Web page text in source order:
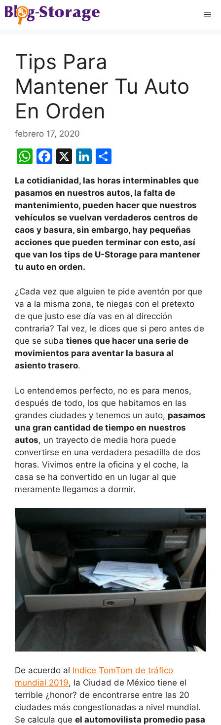
Saltar
al
Tips Para
Mantener Tu Auto
En Orden
febrero 17, 2020
W
at
s
A
p
p
F
c
e
b
o
o
k
X
Li
k
e
dI
n
m
p
ar
tir
La cotidianidad, las horas interminables que
pasamos en nuestros autos, la falta de
mantenimiento, pueden hacer que nuestros
vehículos se vuelvan verdaderos centros de
caos y basura, sin embargo, hay pequeñas
acciones que pueden terminar con esto, así
que van los tips de U-Storage para mantener
tu auto en orden.
¿Cada vez que alguien te pide aventón por que
va a la misma zona, te niegas con el pretexto
de que justo ese día vas en al dirección
contraria? Tal vez, le dices que si pero antes de
que se suba tienes que hacer una serie de
movimientos para aventar la basura al
asiento trasero.
Lo entendemos perfecto, no es para menos,
después de todo, los que habitamos en las
grandes ciudades y tenemos un auto, pasamos
una gran cantidad de tiempo en nuestros
autos, un trayecto de media hora puede
convertirse en una verdadera pesadilla de dos
horas. Vivimos entre la oficina y el coche, la
casa se ha convertido en un lugar al que
meramente llegamos a dormir.
De acuerdo al Indice TomTom de tráfico
mundial 2019, la Ciudad de México tiene el
terrible ¿honor? de encontrarse entre las 20
ciudades más congestionadas a nivel mundial.
Se calcula que el automovilista promedio pasa